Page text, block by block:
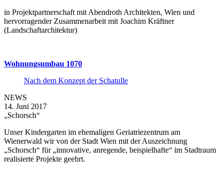
in Projektpartnerschaft mit Abendroth Architekten, Wien und
hervorragender Zusammenarbeit mit Joachim Kräftner
(Landschaftarchitektur)
Wohnungsumbau 1070
Nach dem Konzept der Schatulle
NEWS
14. Juni 2017
„Schorsch“
Unser Kindergarten im ehemaligen Geriatriezentrum am
Wienerwald wir von der Stadt Wien mit der Auszeichnung
„Schorsch“ für „innovative, anregende, beispielhafte“ im Stadtraum
realisierte Projekte geehrt.